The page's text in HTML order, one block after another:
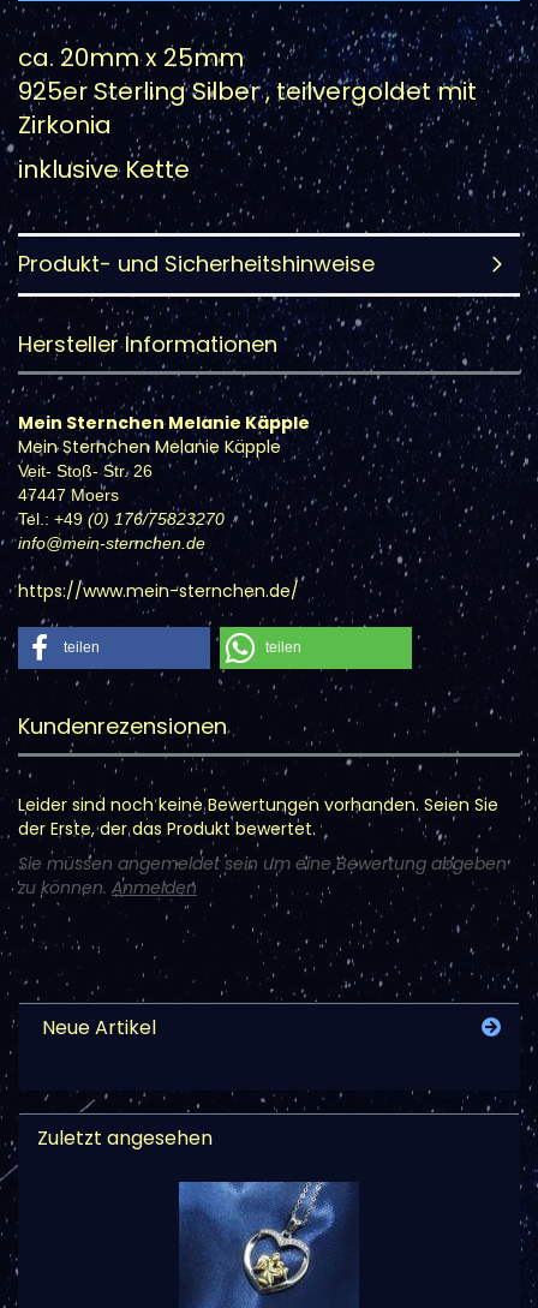
ca. 20mm x 25mm
925er Sterling Silber , teilvergoldet mit
Zirkonia
inklusive Kette
Produkt- und Sicherheitshinweise
Hersteller Informationen
Mein Sternchen Melanie Käpple
Mein Sternchen Melanie Käpple
Veit- Stoß- Str. 26
47447 Moers
Tel.: +49 (0) 176/75823270
info@mein-sternchen.de
https://www.mein-sternchen.de/
teilen teilen
Kundenrezensionen
Leider sind noch keine Bewertungen vorhanden. Seien Sie
der Erste, der das Produkt bewertet.
Sie müssen angemeldet sein um eine Bewertung abgeben
zu können. Anmelden
Neue Artikel
Zuletzt angesehen